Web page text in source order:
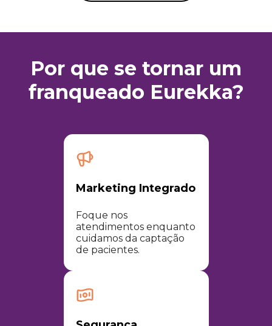
Por que se tornar um
franqueado Eurekka?
Marketing Integrado
Foque nos
atendimentos enquanto
cuidamos da captação
de pacientes.​